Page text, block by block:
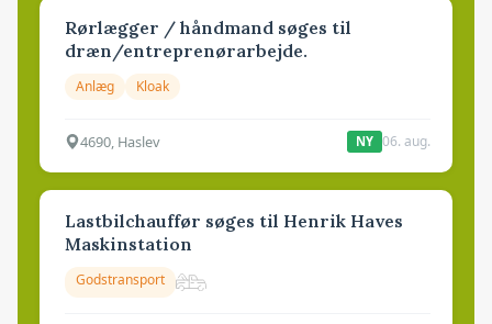
Rørlægger / håndmand søges til
dræn/entreprenørarbejde.
Anlæg Kloak
4690, Haslev NY 06. aug.
Lastbilchauffør søges til Henrik Haves
Maskinstation
Godstransport